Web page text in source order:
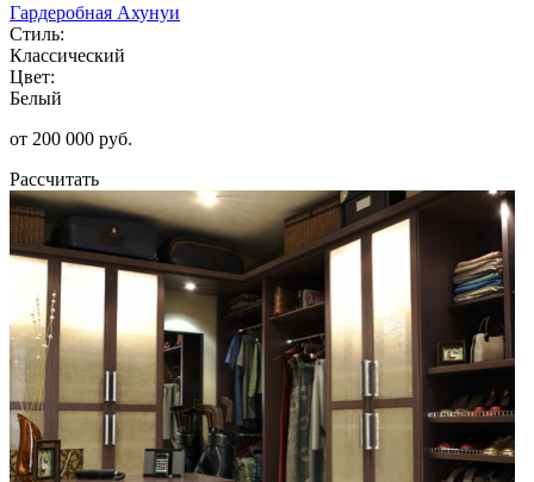
Гардеробная Ахунуи
Стиль:
Классический
Цвет:
Белый
от 200 000 руб.
Рассчитать